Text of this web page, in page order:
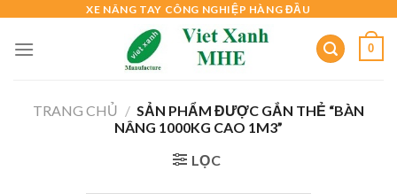
content
XE NÂNG TAY CÔNG NGHIỆP HÀNG ĐẦU
0
TRANG CHỦ / SẢN PHẨM ĐƯỢC GẮN THẺ “BÀN
NÂNG 1000KG CAO 1M3”
LỌC